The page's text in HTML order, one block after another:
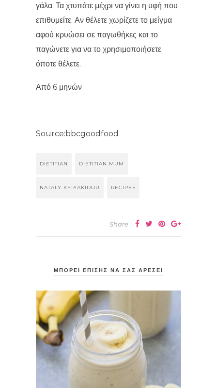
γάλα. Τα χτυπάτε μέχρι να γίνει η υφή που
επιθυμείτε. Αν θέλετε χωρίζετε το μείγμα
αφού κρυώσει σε παγωθήκες και το
παγώνετε για να το χρησιμοποιήσετε
όποτε θέλετε.
Από 6 μηνών
Source:bbcgoodfood
DIETITIAN DIETITIAN MUM
NATALY KYRIAKIDOU RECIPES
Share
ΜΠΟΡΕΙ ΕΠΙΣΗΣ ΝΑ ΣΑΣ ΑΡΕΣΕΙ